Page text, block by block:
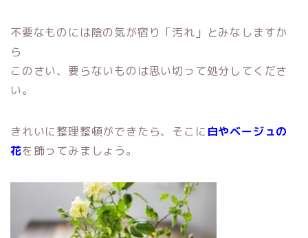
不要なものには陰の気が宿り「汚れ」とみなしますか
ら
このさい、要らないものは思い切って処分してくださ
い。
きれいに整理整頓ができたら、そこに白やベージュの
花を飾ってみましょう。